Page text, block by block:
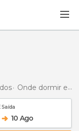
Onde dormir em Alabama
Saída
10 Ago